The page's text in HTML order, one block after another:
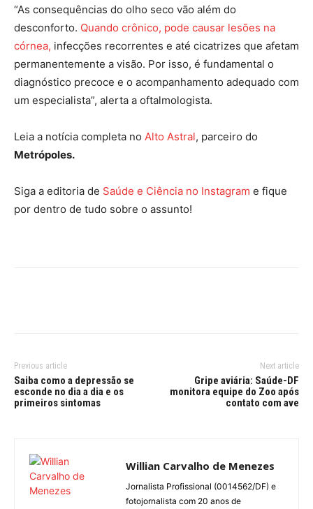
“As consequências do olho seco vão além do
desconforto. Quando crônico, pode causar lesões na
córnea, infecções recorrentes e até cicatrizes que afetam
permanentemente a visão. Por isso, é fundamental o
diagnóstico precoce e o acompanhamento adequado com
um especialista”, alerta a oftalmologista.
Leia a notícia completa no Alto Astral, parceiro do
Metrópoles.
Siga a editoria de Saúde e Ciência no Instagram e fique
por dentro de tudo sobre o assunto!
Previous article
Saiba como a depressão se
esconde no dia a dia e os
primeiros sintomas
Next article
Gripe aviária: Saúde-DF
monitora equipe do Zoo após
contato com ave
Willian Carvalho de Menezes
Jornalista Profissional (0014562/DF) e
fotojornalista com 20 anos de